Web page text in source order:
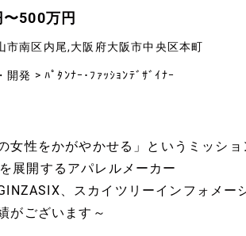
500万円
市南区内尾,大阪府大阪市中央区本町
開発 > ﾊﾟﾀﾝﾅｰ･ﾌｧｯｼｮﾝﾃﾞｻﾞｲﾅｰ
女性をかがやかせる」というミッシ
展開するアパレルメーカー
、スカイツリーインフォメーシ
がございます～